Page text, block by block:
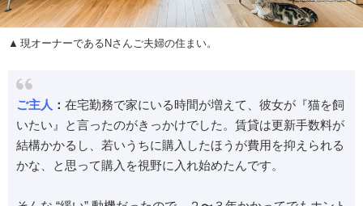
現オーナーであるNさんご夫婦の住まい。
ご主人 ： 在宅勤務で家にいる時間が増えて、彼女が『猫を飼
いたい』と言ったのがきっかけでした。賃貸は更新手数料が
結構かかるし、若いうちに購入したほうが費用を抑えられる
かな、と思って購入を視野に入れ始めたんです。